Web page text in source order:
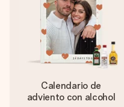
Calendario de
adviento con alcohol